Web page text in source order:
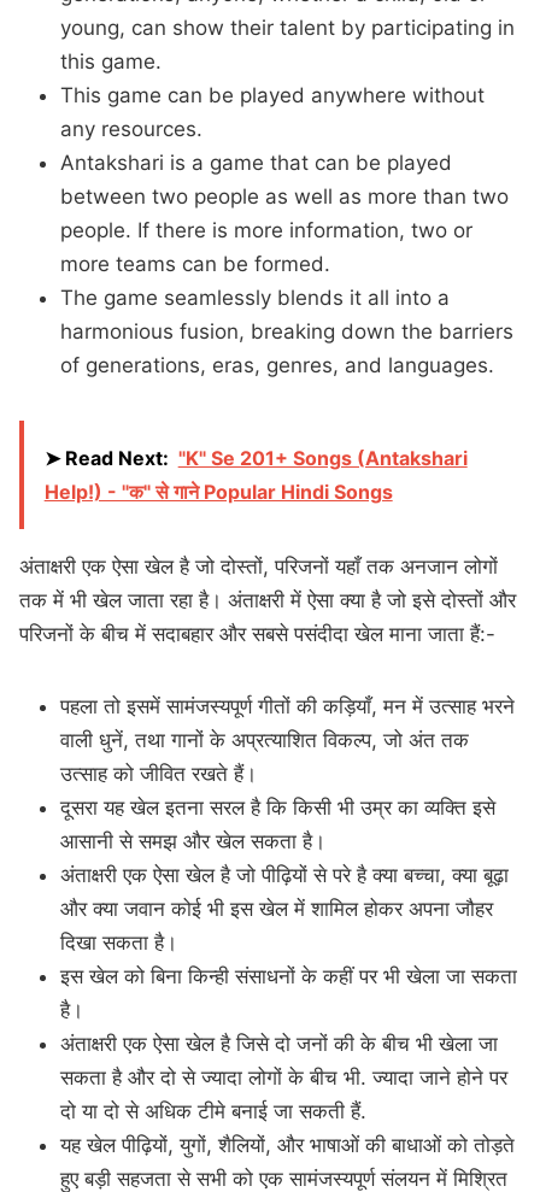
young, can show their talent by participating in
this game.
This game can be played anywhere without
any resources.
Antakshari is a game that can be played
between two people as well as more than two
people. If there is more information, two or
more teams can be formed.
The game seamlessly blends it all into a
harmonious fusion, breaking down the barriers
of generations, eras, genres, and languages.
➤ Read Next: "K" Se 201+ Songs (Antakshari
Help!) - "क" से गाने Popular Hindi Songs
अंताक्षरी एक ऐसा खेल है जो दोस्तों, परिजनों यहाँ तक अनजान लोगों
तक में भी खेल जाता रहा है। अंताक्षरी में ऐसा क्या है जो इसे दोस्तों और
परिजनों के बीच में सदाबहार और सबसे पसंदीदा खेल माना जाता हैं:-
पहला तो इसमें सामंजस्यपूर्ण गीतों की कड़ियाँ, मन में उत्साह भरने
वाली धुनें, तथा गानों के अप्रत्याशित विकल्प, जो अंत तक
उत्साह को जीवित रखते हैं।
दूसरा यह खेल इतना सरल है कि किसी भी उम्र का व्यक्ति इसे
आसानी से समझ और खेल सकता है।
अंताक्षरी एक ऐसा खेल है जो पीढ़ियों से परे है क्या बच्चा, क्या बूढ़ा
और क्या जवान कोई भी इस खेल में शामिल होकर अपना जौहर
दिखा सकता है।
इस खेल को बिना किन्ही संसाधनों के कहीं पर भी खेला जा सकता
है।
अंताक्षरी एक ऐसा खेल है जिसे दो जनों की के बीच भी खेला जा
सकता है और दो से ज्यादा लोगों के बीच भी. ज्यादा जाने होने पर
दो या दो से अधिक टीमे बनाई जा सकती हैं.
यह खेल पीढ़ियों, युगों, शैलियों, और भाषाओं की बाधाओं को तोड़ते
हुए बड़ी सहजता से सभी को एक सामंजस्यपूर्ण संलयन में मिश्रित